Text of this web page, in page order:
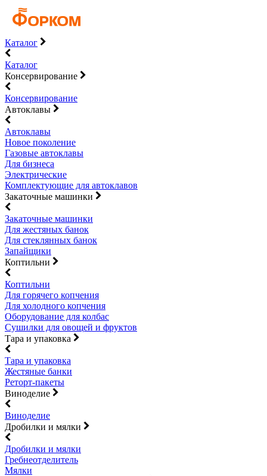
Каталог
Каталог
Консервирование
Консервирование
Автоклавы
Автоклавы
Новое поколение
Газовые автоклавы
Для бизнеса
Электрические
Комплектующие для автоклавов
Закаточные машинки
Закаточные машинки
Для жестяных банок
Для стеклянных банок
Запайщики
Коптильни
Коптильни
Для горячего копчения
Для холодного копчения
Оборудование для колбас
Сушилки для овощей и фруктов
Тара и упаковка
Тара и упаковка
Жестяные банки
Реторт-пакеты
Виноделие
Виноделие
Дробилки и мялки
Дробилки и мялки
Гребнеотделитель
Мялки